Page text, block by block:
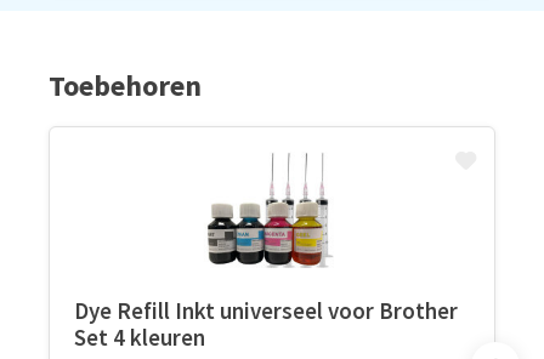
Toebehoren
Dye Refill Inkt universeel voor Brother
Set 4 kleuren